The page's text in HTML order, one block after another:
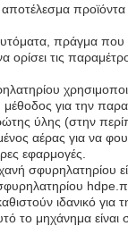
πράγμα
ορίσει τις
για την
ύλης (στην
αέρας για να
εφαρμογές.
σφυρηλατηρίου
ιδανικό
το μηχάνημα είναι